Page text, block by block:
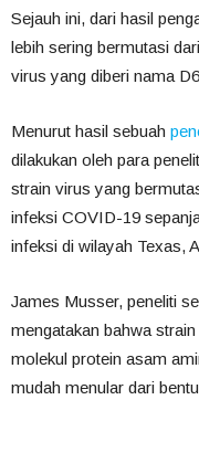
Sejauh ini, dari hasil
lebih sering bermutasi
virus yang diberi nama
Menurut hasil sebuah
dilakukan oleh para
strain virus yang
infeksi COVID-19
infeksi di wilayah Texas,
James Musser, peneliti
mengatakan bahwa
molekul protein asam
mudah menular dari